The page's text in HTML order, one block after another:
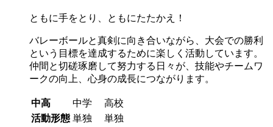
ともに手をとり、ともにたたかえ！
バレーボールと真剣に向き合いながら、大会での勝利
という目標を達成するために楽しく活動しています。
仲間と切磋琢磨して努力する日々が、技能やチームワ
ークの向上、心身の成長につながります。
中高 中学
高校
活動形態 単独
単独